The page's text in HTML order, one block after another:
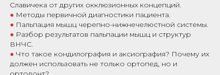
Славичека от других окклюзионных концепций.
● Методы первичной диагностики пациента.
● Пальпация мышц черепно-нижнечелюстной системы.
● Разбор результатов пальпации мышц и структур
ВНЧС.
● Что такое кондилография и аксиография? Почему их
должен использовать не только ортопед, но и